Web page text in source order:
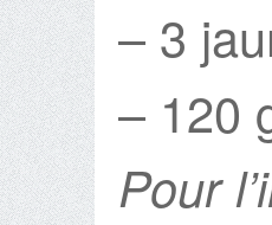
– 3
– 120
Pour